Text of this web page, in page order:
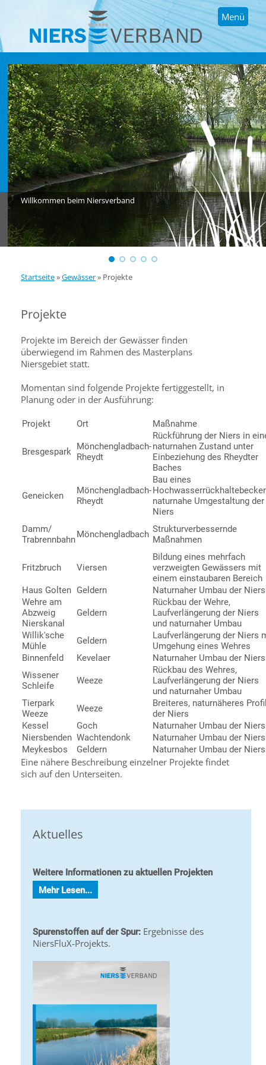
Menü
Willkommen beim Niersverband
Startseite»Gewässer» Projekte
Projekte
Projekte im Bereich der Gewässer finden
überwiegend im Rahmen des Masterplans
Niersgebiet statt.
Momentan sind folgende Projekte fertiggestellt, in
Planung oder in der Ausführung:
Projekt Ort Maßnahme
Bresgespark Mönchengladbach-
Rheydt
Rückführung der Niers in
naturnahen Zustand unter
Einbeziehung des Rheydter
Baches
Geneicken
Mönchengladbach-
Rheydt
Bau eines
naturnahe Umgestaltung der
Niers
Damm/
TrabrennbahnMönchengladbach Strukturverbessernde
Maßnahmen
Fritzbruch Viersen
Bildung eines mehrfach
verzweigten Gewässers mit
einem einstaubaren Bereich
Haus Golten Geldern
Naturnaher Umbau der Niers
Wehre am
Abzweig
Nierskanal
Geldern
Rückbau der Wehre,
Laufverlängerung der Niers
und naturnaher Umbau
Willik'sche
Mühle
Geldern
Laufverlängerung der Niers
Umgehung eines Wehres
Binnenfeld
Kevelaer
Naturnaher Umbau der Niers
Wissener
Schleife
Weeze
Rückbau des Wehres,
Laufverlängerung der Niers
und naturnaher Umbau
Tierpark
Weeze
Weeze
Breiteres, naturnäheres
der Niers
Kessel
Goch
Naturnaher Umbau der Niers
Niersbenden Wachtendonk
Naturnaher Umbau der Niers
Meykesbos
Geldern Naturnaher Umbau der Niers
Eine nähere Beschreibung einzelner Projekte findet
sich auf den Unterseiten.
Aktuelles
Weitere Informationen zu aktuellen Projekten
Mehr Lesen...
Spurenstoffen auf der Spur: Ergebnisse des
NiersFluX-Projekts.